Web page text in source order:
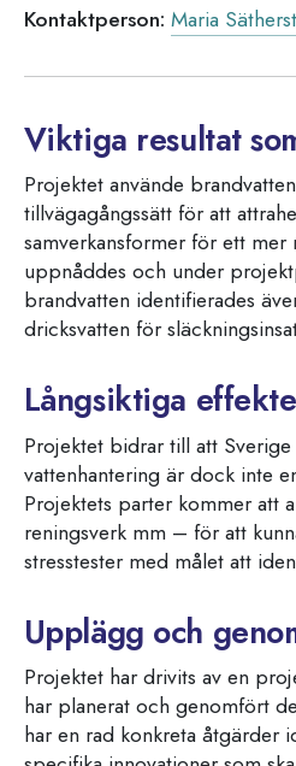
Kontaktperson: Maria
Viktiga resultat
Projektet använde
tillvägagångssätt för att
samverkansformer för ett
uppnåddes och under
brandvatten identifierades
dricksvatten för
Långsiktiga
Projektet bidrar till att
vattenhantering är dock inte
Projektets parter kommer att
reningsverk mm – för att
stresstester med målet att
Upplägg och
Projektet har drivits av en
har planerat och genomfört
har en rad konkreta åtgärder